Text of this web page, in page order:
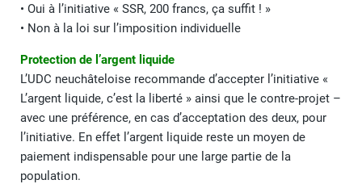
• Oui à l’initiative « SSR, 200 francs, ça suffit ! »
• Non à la loi sur l’imposition individuelle
Protection de l’argent liquide
L’UDC neuchâteloise recommande d’accepter l’initiative «
L’argent liquide, c’est la liberté » ainsi que le contre-projet –
avec une préférence, en cas d’acceptation des deux, pour
l’initiative. En effet l’argent liquide reste un moyen de
paiement indispensable pour une large partie de la
population.